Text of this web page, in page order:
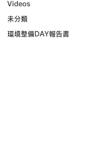
Videos
未分類
環境整備DAY報告書